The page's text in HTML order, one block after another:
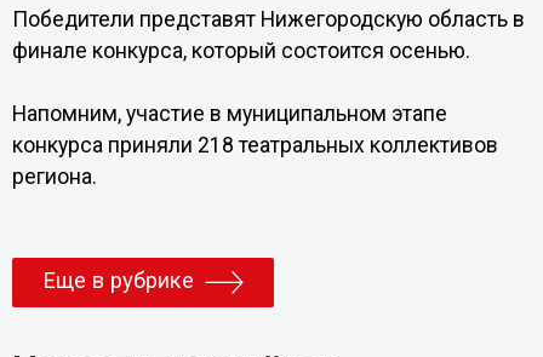
Победители представят Нижегородскую область в
финале конкурса, который состоится осенью.
Напомним, участие в муниципальном этапе
конкурса приняли 218 театральных коллективов
региона.
Еще в рубрике